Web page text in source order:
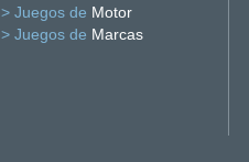
> Juegos de Motor
> Juegos de Marcas